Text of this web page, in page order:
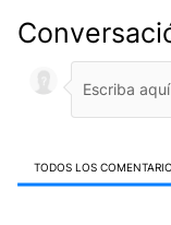
TODOS LOS